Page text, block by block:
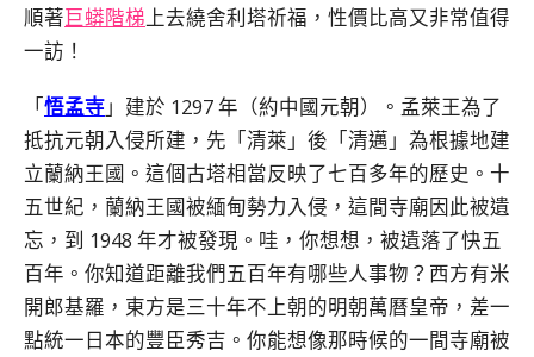
順著巨蟒階梯上去繞舍利塔祈福，性價比高又非常值得
一訪！
「悟孟寺」建於 1297 年（約中國元朝）。孟萊王為了
抵抗元朝入侵所建，先「清萊」後「清邁」為根據地建
立蘭納王國。這個古塔相當反映了七百多年的歷史。十
五世紀，蘭納王國被緬甸勢力入侵，這間寺廟因此被遺
忘，到 1948 年才被發現。哇，你想想，被遺落了快五
百年。你知道距離我們五百年有哪些人事物？西方有米
開郎基羅，東方是三十年不上朝的明朝萬曆皇帝，差一
點統一日本的豐臣秀吉。你能想像那時候的一間寺廟被